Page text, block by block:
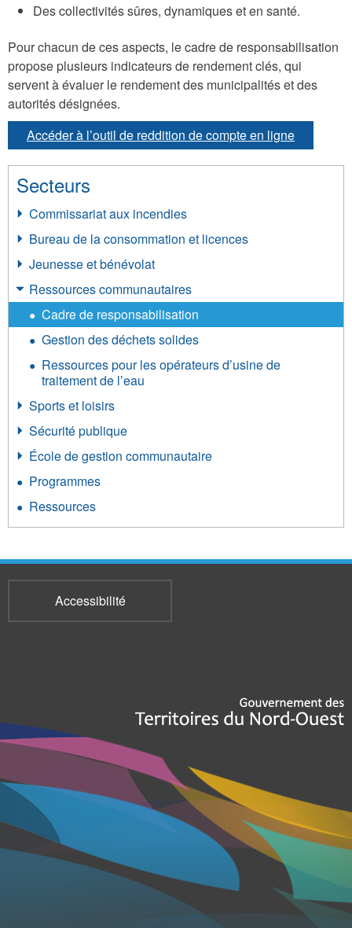
Des collectivités sûres, dynamiques et en santé.
Pour chacun de ces aspects, le cadre de responsabilisation
propose plusieurs indicateurs de rendement clés, qui
servent à évaluer le rendement des municipalités et des
autorités désignées.
Accéder à l’outil de reddition de compte en ligne
Secteurs
Commissariat aux incendies
Bureau de la consommation et licences
Jeunesse et bénévolat
Ressources communautaires
Cadre de responsabilisation
Gestion des déchets solides
Ressources pour les opérateurs d’usine de
traitement de l’eau
Sports et loisirs
Sécurité publique
École de gestion communautaire
Programmes
Ressources
Accessibilité